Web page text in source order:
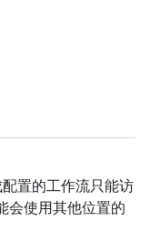
置的工作流只能访
会使用其他位置的